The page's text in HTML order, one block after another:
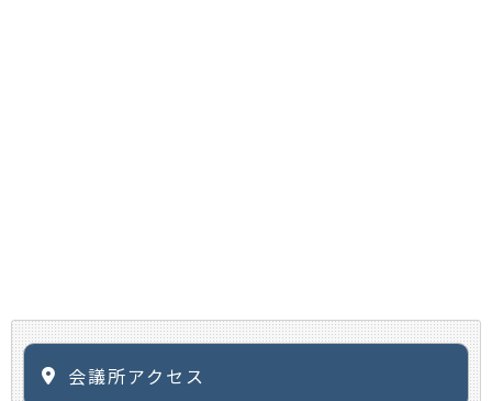
会議所アクセス